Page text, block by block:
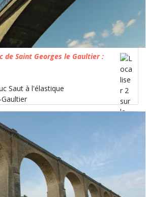
de Saint Georges le Gaultier :
Saut à l'élastique